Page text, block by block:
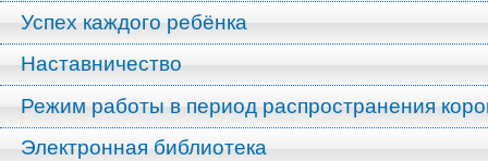
Успех каждого ребёнка
Наставничество
Режим работы в период распространения
Электронная библиотека